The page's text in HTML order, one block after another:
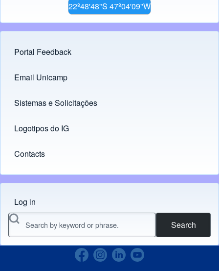
22º48'48"S 47º04'09"W
Footer menu
Portal Feedback
Links
Email Unicamp
(opens in new tab)
Sistemas e Solicitações
(opens in new tab)
Logotipos do IG
(opens in new tab)
Contacts
Menu do usuário
Log in
Search